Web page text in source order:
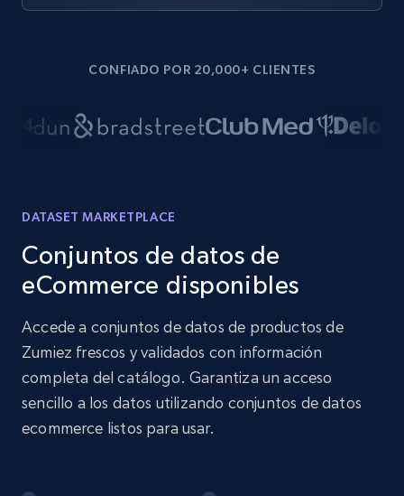
CONFIADO POR 20,000+ CLIENTES
DATASET MARKETPLACE
Conjuntos de datos de
eCommerce disponibles
Accede a conjuntos de datos de productos de
Zumiez frescos y validados con información
completa del catálogo. Garantiza un acceso
sencillo a los datos utilizando conjuntos de datos
ecommerce listos para usar.